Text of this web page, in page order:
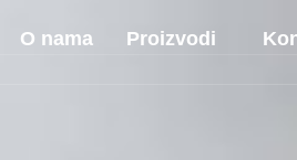
O nama Proizvodi